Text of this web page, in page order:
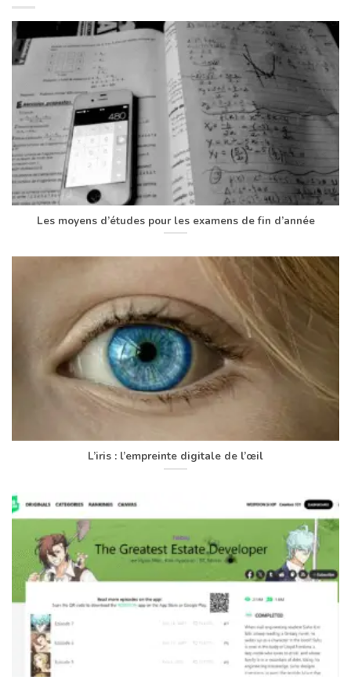
Les moyens d’études pour les examens de fin d’année
L’iris : l’empreinte digitale de l’œil